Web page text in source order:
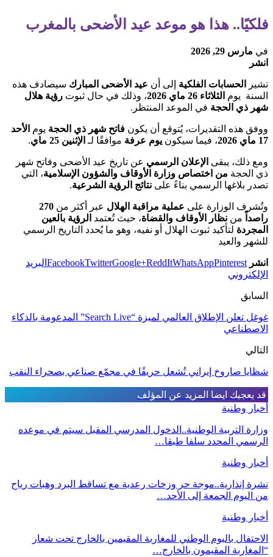
فلكيًا.. هذا هو موعد عيد الأضحى بالمغرب
في مارس 29, 2026
انشر
تشير الحسابات الفلكية إلى أن عيد الأضحى المبارك سيصادف هذه
السنة يوم الثلاثاء 26 ماي 2026 ، وذلك في حال ثبوت رؤية هلال
شهر ذي الحجة في الموعد المنتظر.
ووفق هذه التقديرات، يُتوقع أن يكون فاتح شهر ذي الحجة يوم الأحد
17 ماي 2026
، فيما سيكون يوم عرفة موافقًا لـ الإثنين 25 ماي .
ومع ذلك، يبقى الإعلان الرسمي عن تاريخ عيد الأضحى وفاتح شهر
ذي الحجة من اختصاص وزارة الأوقاف والشؤون الإسلامية، التي
تصدر بلاغها الرسمي بناءً على نتائج الرؤية الشرعية.
وتُشرف الوزارة على عملية مراقبة الهلال عبر أكثر من 270
راصداً من نظار الأوقاف والقضاة، حيث تُعتمد الرؤية بالعين
المجردة لتأكيد ثبوت الهلال أو نفيه، وهو ما يُحدد التاريخ الرسمي
للشهر والعيد
انشر FacebookTwitterGoogle+ReddItWhatsAppPinterest
البريد
الإلكتروني
السابق
غوغل تعلن الإطلاق العالمي لميزة “Search Live” المدعومة بالذكاء
الاصطناعي
التالي
شظايا صاروخ إيراني تُشعل حريقًا في مجمّع صناعي بصحراء النقب
قد يعجبك ايضا المزيد عن المؤلف
أخبار وطنية
وزارة التربية الوطنية..الدخول المدرسي المقبل سیتم في موعده
الرسمي المحدد سلفا طبقا…
أخبار وطنية
نشرة إنذارية..موجة حر وزخات رعدية مع تساقط البرد وهبات رياح
من اليوم الجمعة إلى الأحد…
أخبار وطنية
الاحتفال باليوم الوطني للمغاربة المقيمين بالخارج تحت شعار
“المغاربة المقيمون بالخارج…